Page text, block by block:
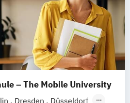
– The Mobile University
Dresden Düsseldorf